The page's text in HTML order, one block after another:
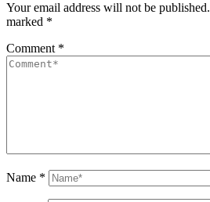
Your email address will not be published.
marked *
Comment *
Name *